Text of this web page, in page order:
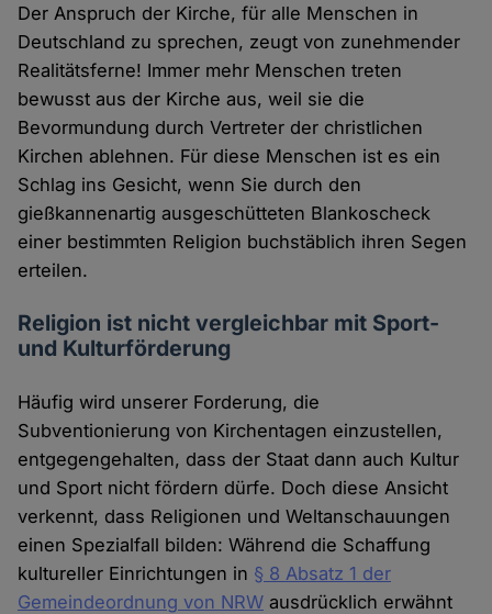
Der Anspruch der Kirche, für alle Menschen in
Deutschland zu sprechen, zeugt von zunehmender
Realitätsferne! Immer mehr Menschen treten
bewusst aus der Kirche aus, weil sie die
Bevormundung durch Vertreter der christlichen
Kirchen ablehnen. Für diese Menschen ist es ein
Schlag ins Gesicht, wenn Sie durch den
gießkannenartig ausgeschütteten Blankoscheck
einer bestimmten Religion buchstäblich ihren Segen
erteilen.
Religion ist nicht vergleichbar mit Sport-
und Kulturförderung
Häufig wird unserer Forderung, die
Subventionierung von Kirchentagen einzustellen,
entgegengehalten, dass der Staat dann auch Kultur
und Sport nicht fördern dürfe. Doch diese Ansicht
verkennt, dass Religionen und Weltanschauungen
einen Spezialfall bilden: Während die Schaffung
kultureller Einrichtungen in § 8 Absatz 1 der
Gemeindeordnung von NRW ausdrücklich erwähnt